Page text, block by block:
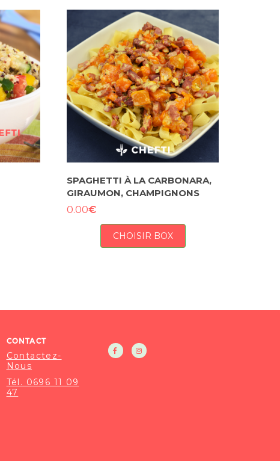
SPAGHETTI À LA CARBONARA,
GIRAUMON, CHAMPIGNONS
0.00€
CHOISIR BOX
CONTACT
Contactez-
Nous
Tél. 0696 11 09
47